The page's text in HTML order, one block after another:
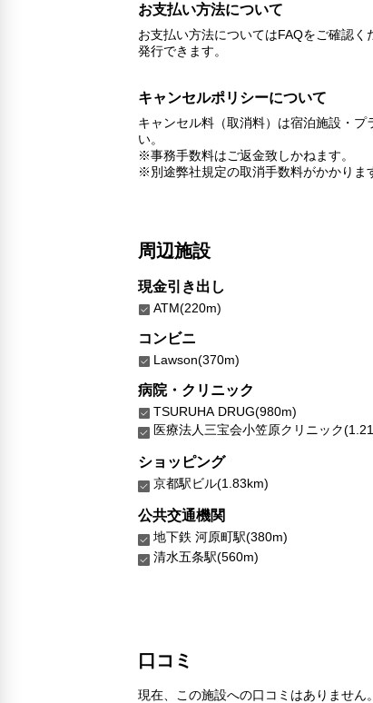
お支払い方法について
お支払い方法についてはFAQをご確認
発行できます。
キャンセルポリシーについて
キャンセル料（取消料）は宿泊施設・
い。
※事務手数料はご返金致しかねます。
※別途弊社規定の取消手数料がかかりま
周辺施設
現金引き出し
ATM(220m)
コンビニ
Lawson(370m)
病院・クリニック
TSURUHA DRUG(980m)
医療法人三宝会小笠原クリニック
ショッピング
京都駅ビル(1.83km)
公共交通機関
地下鉄 河原町駅(380m)
清水五条駅(560m)
口コミ
現在、この施設への口コミはありません。